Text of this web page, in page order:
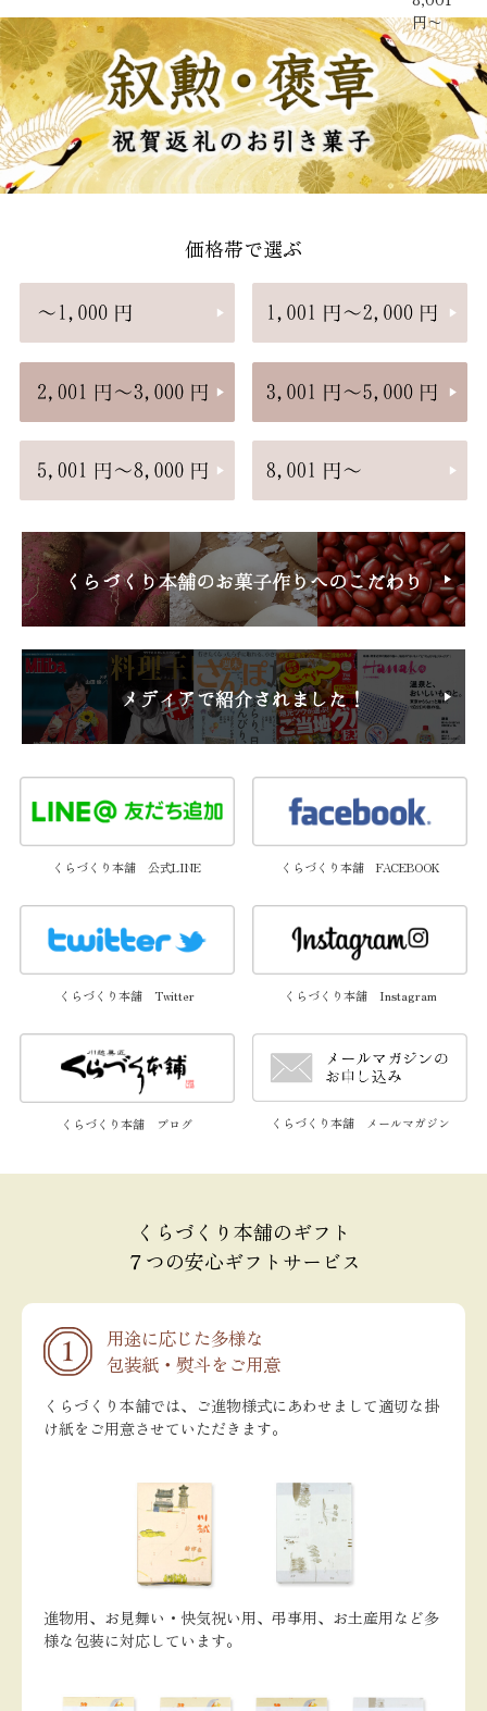
円〜
価格帯で選ぶ
くらづくり本舗 公式LINE くらづくり本舗 FACEBOOK
くらづくり本舗 Twitter くらづくり本舗 Instagram
くらづくり本舗 ブログ くらづくり本舗 メールマガジン
くらづくり本舗のギフト
７つの安心ギフトサービス
用途に応じた多様な
包装紙・熨斗をご用意
くらづくり本舗では、ご進物様式にあわせまして適切な掛
け紙をご用意させていただきます。
進物用、お見舞い・快気祝い用、弔事用、お土産用など多
様な包装に対応しています。